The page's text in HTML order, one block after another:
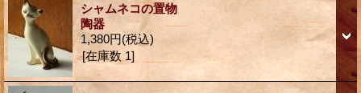
シャムネコの置物
陶器
1,380円(税込)
[在庫数 1]